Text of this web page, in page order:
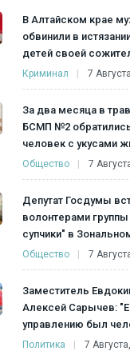
В Алтайском крае
обвинили в
детей своей
Криминал 7
За два месяца в
БСМП №2
человек с укусами
Общество 7
Депутат Госдумы
волонтерами
супчики" в
Общество 7
Заместитель
Алексей Сарычев:
управлению был
Политика 7